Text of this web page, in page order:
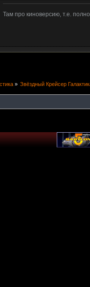
Там про киноверсию, т.е.
» Звёздный Крейсер